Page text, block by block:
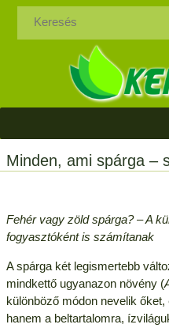
Minden, ami spárga –
Fehér vagy zöld spárga? – A
fogyasztóként is számítanak
A spárga két legismertebb
mindkettő ugyanazon növény (
különböző módon nevelik
hanem a beltartalomra,